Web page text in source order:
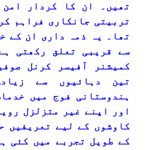
تھیں۔ ان کا کردار
تربیتی جانکاری فراہم
تھا۔ یہ ذمہ داری ان کے
کمیشنر آفیسر کرنل
تین دہائیوں سے
ہندوستانی فوج میں
اور اپنے غیر متزلزل
کاوشوں کے لیے تعریفیں
کے طویل تجربے میں کئی